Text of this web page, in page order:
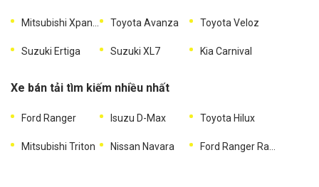
Toyota Avanza Toyota Veloz
Suzuki Ertiga Suzuki XL7 Kia Carnival
Xe bán tải tìm kiếm nhiều nhất
Ford Ranger Isuzu D-Max Toyota Hilux
Mitsubishi Triton Nissan Navara